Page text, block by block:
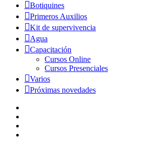
Botiquines
Primeros Auxilios
Kit de supervivencia
Agua
Capacitación
Cursos Online
Cursos Presenciales
Varios
Próximas novedades